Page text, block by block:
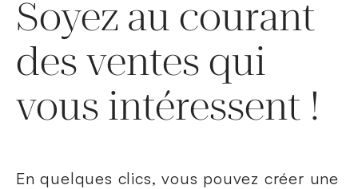
Soyez au courant
des ventes qui
vous intéressent !
En quelques clics, vous pouvez créer une